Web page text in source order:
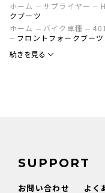
ホーム
サプライヤー
クブーツ
ホーム
バイク車種
フロントフォークブーツ
続きを見る
SUPPORT
お問い合わせ よく